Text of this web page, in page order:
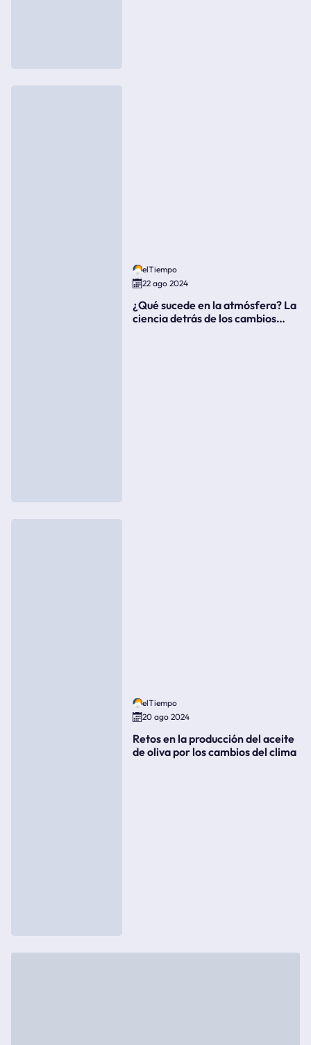
elTiempo
22 ago 2024
¿Qué sucede en la atmósfera? La
ciencia detrás de los cambios
elTiempo
20 ago 2024
Retos en la producción del aceite
de oliva por los cambios del clima